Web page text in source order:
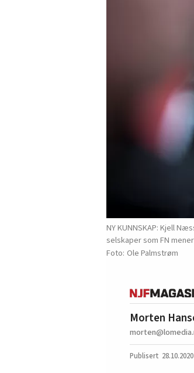
NY KUNNSKAP: Kjell
selskaper som FN
Ole Palmstrøm
Morten
28.10.2020